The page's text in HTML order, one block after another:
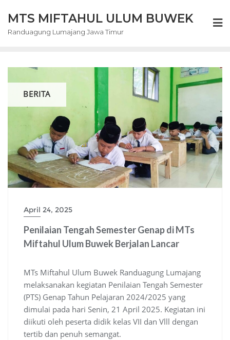
content
MTS MIFTAHUL ULUM BUWEK
Randuagung Lumajang Jawa Timur
BERITA
April 24, 2025
Penilaian Tengah Semester Genap di MTs
Miftahul Ulum Buwek Berjalan Lancar
MTs Miftahul Ulum Buwek Randuagung Lumajang
melaksanakan kegiatan Penilaian Tengah Semester
(PTS) Genap Tahun Pelajaran 2024/2025 yang
dimulai pada hari Senin, 21 April 2025. Kegiatan ini
diikuti oleh peserta didik kelas VII dan Vlll dengan
tertib dan penuh semangat.